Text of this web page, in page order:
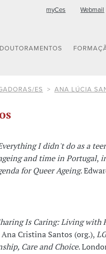
myCes Webmail
DOUTORAMENTOS
ES ANA LÚCIA
I didn't do as a
and time in Portugal,
for Queer Ageing.
Is Caring: Living with
Cristina Santos (org.),
Care and Choice.